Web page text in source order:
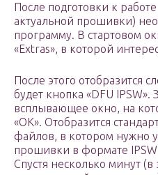
После подготовки к
актуальной прошивки)
программу. В стартовом
«Extras», в которой
После этого отобразится
будет кнопка «DFU
всплывающее окно, на
«ОК». Отобразится
файлов, в котором нужно
прошивки в формате IPSW
Спустя несколько минут (в